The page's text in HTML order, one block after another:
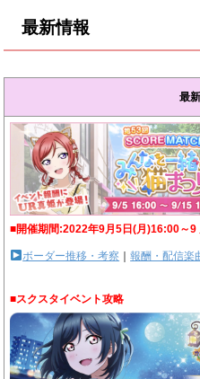
最新情報
最
■開催期間:2022年9月5日(月)16:00～9
ボーダー推移・考察 ｜報酬・配信楽
■スクスタイベント攻略